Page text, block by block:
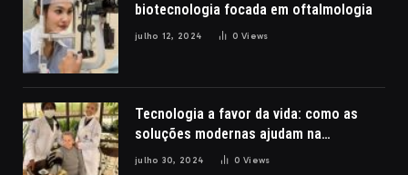
biotecnologia focada em oftalmologia
julho 12, 2024 0Views
Tecnologia a favor da vida: como as
soluções modernas ajudam na
reabilitação de pacientes com lesões
julho 30, 2024 0Views